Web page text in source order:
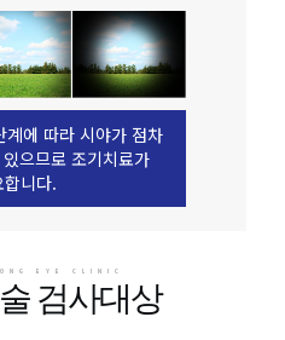
에 따라 시야가 점차
으므로 조기치료가
합니다.
EYE CLINIC
검사대상